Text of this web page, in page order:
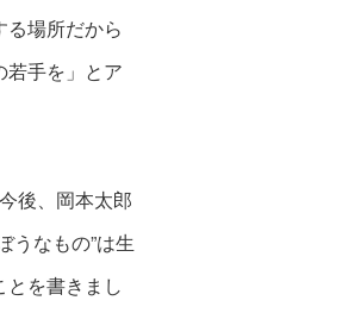
る場所だから
若手を」とア
後、岡本太郎
うなもの”は生
とを書きまし